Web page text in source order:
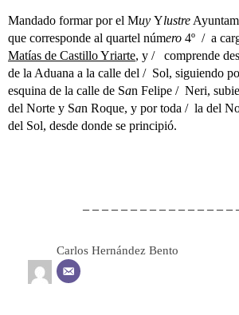
Mandado formar por el Muy Ylustre
que corresponde al quartel número 4º / a
Matías de Castillo Yriarte, y / comprende
de la Aduana a la calle del / Sol, siguiendo
esquina de la calle de San Felipe / Neri,
del Norte y San Roque, y por toda / la del
del Sol, desde donde se principió.
– – – – – – – – – – – – – – – –
Carlos Hernández Bento